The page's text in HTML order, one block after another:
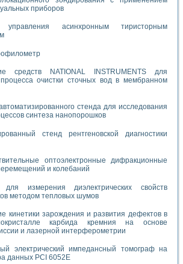
приборов
управления асинхронным тиристорным
средств NATIONAL INSTRUMENTS для
очистки сточных вод в мембранном
стенда для исследования
синтеза нанопорошков
стенд рентгеновской диагностики
оптоэлектронные дифракционные
и колебаний
для измерения диэлектрических свойств
методом тепловых шумов
кинетики зарождения и развития дефектов в
карбида кремния на основе
и лазерной интерферометрии
электрический импедансный томограф на
данных PCI 6052E